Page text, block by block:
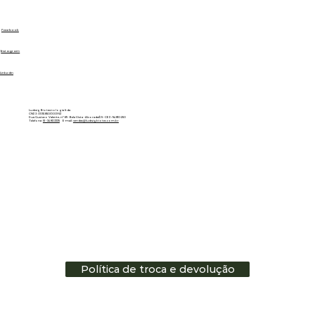
Facebook
Ludwig Biotecnologia ltda
CNPJ: 01.151.850/0001-53
Rua Gustavo Valente, nº 69 - Bela Vista - Alvorada/RS - CEP: 94810-250
Telefone: 51 - 3483.3335E-mail: vendas@ludwigbiotec.com.br
Instagram
Linkedin
Política de troca e devolução